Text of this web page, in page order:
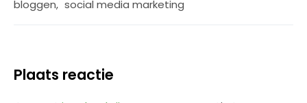
bloggen, social media marketing
Plaats reactie